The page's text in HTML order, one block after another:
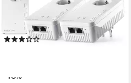
1200 Mbit/s
Übertragungsrate
LAN-Ports
WPA2, WPA3
Verschlüsselung
(1)
-10%